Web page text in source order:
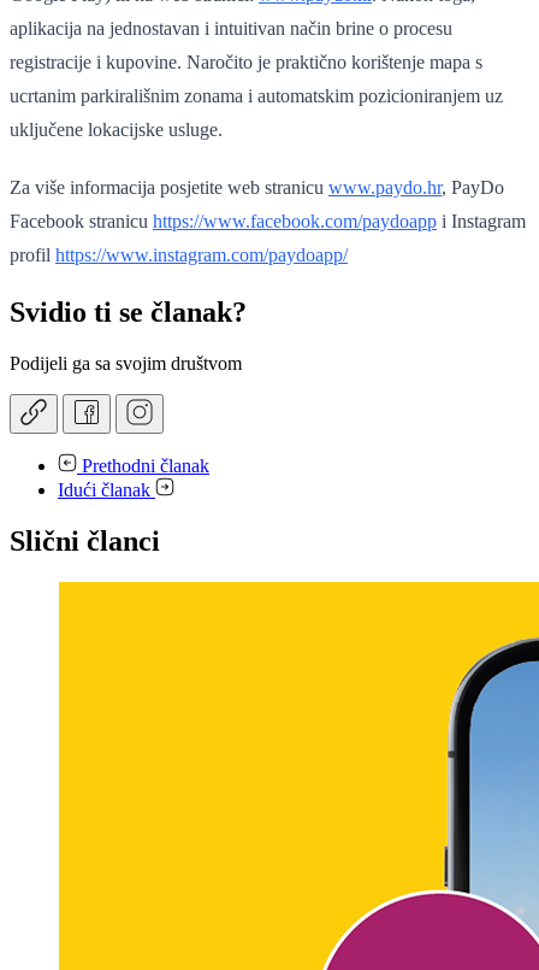
aplikacija na jednostavan i intuitivan način brine o procesu
registracije i kupovine. Naročito je praktično korištenje mapa s
ucrtanim parkirališnim zonama i automatskim pozicioniranjem uz
uključene lokacijske usluge.
Za više informacija posjetite web stranicu www.paydo.hr, PayDo
Facebook stranicu https://www.facebook.com/paydoapp i Instagram
profil https://www.instagram.com/paydoapp/
Svidio ti se članak?
Podijeli ga sa svojim društvom
Prethodni članak
Idući članak
Slični članci